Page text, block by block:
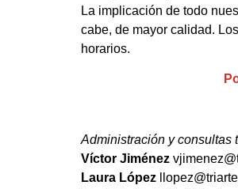
La implicación de todo
cabe, de mayor calidad.
horarios.
Administración y consultas
Víctor Jiménez
Laura López